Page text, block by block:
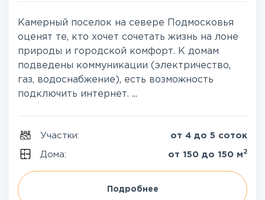
Камерный поселок на севере Подмосковья
оценят те, кто хочет сочетать жизнь на лоне
природы и городской комфорт. К домам
подведены коммуникации (электричество,
газ, водоснабжение), есть возможность
подключить интернет. ...
Участки: от 4 до 5 соток
Дома: от 150 до 150 м 2
Подробнее